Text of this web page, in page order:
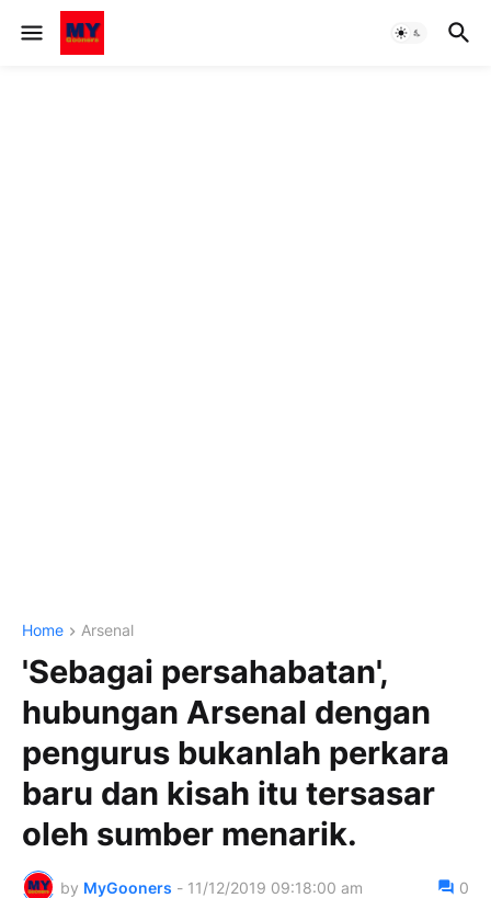
Home Arsenal
'Sebagai persahabatan',
hubungan Arsenal dengan
pengurus bukanlah perkara
baru dan kisah itu tersasar
oleh sumber menarik.
by MyGooners - 11/12/2019 09:18:00 am 0